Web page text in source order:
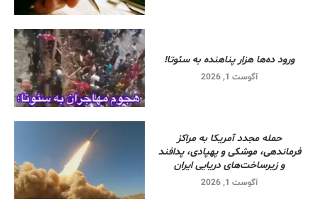
ورود ده‌ها هزار پناهنده به سئوتا!
آگوست 1, 2026
حمله مجدد آمریکا به مراکز
فرماندهی، موشکی و پهپادی، پدافند
و زیرساخت‌های دریایی ایران
آگوست 1, 2026